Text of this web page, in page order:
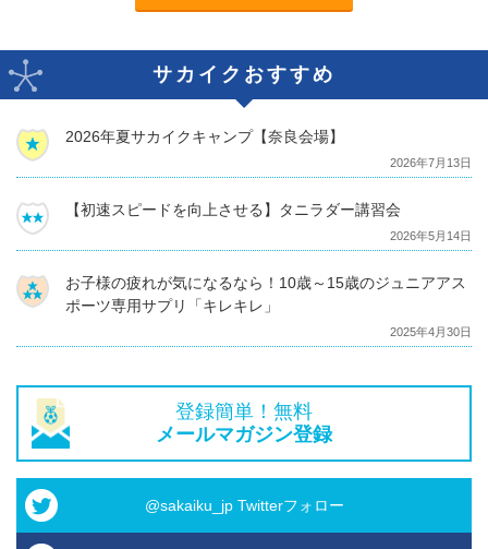
サカイクおすすめ
2026年夏サカイクキャンプ【奈良会場】
2026年7月13日
【初速スピードを向上させる】タニラダー講習会
2026年5月14日
お子様の疲れが気になるなら！10歳～15歳のジュニアアス
ポーツ専用サプリ「キレキレ」
2025年4月30日
登録簡単！無料
メールマガジン登録
@sakaiku_jp Twitterフォロー